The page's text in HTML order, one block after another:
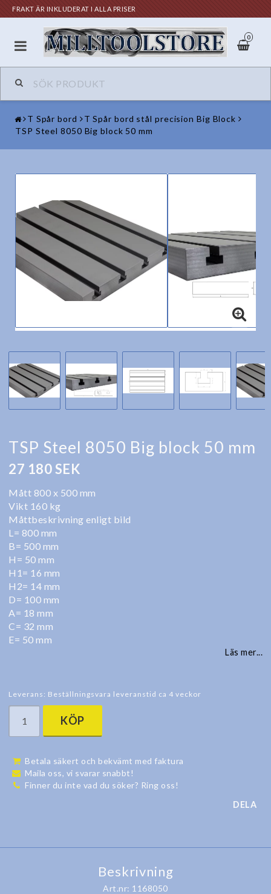
FRAKT ÄR INKLUDERAT I ALLA PRISER
0
T Spår bord
T Spår bord stål precision Big Block
TSP Steel 8050 Big block 50 mm
TSP Steel 8050 Big block 50 mm
27 180 SEK
Mått 800 x 500 mm
Vikt 160 kg
Måttbeskrivning enligt bild
L= 800 mm
B= 500 mm
H= 50 mm
H1= 16 mm
H2= 14 mm
D= 100 mm
A= 18 mm
C= 32 mm
E= 50 mm
Läs mer...
Leverans: Beställningsvara leveranstid ca 4 veckor
KÖP
Betala säkert och bekvämt med faktura
Maila oss, vi svarar snabbt!
Finner du inte vad du söker? Ring oss!
DELA
Beskrivning
Art.nr: 1168050